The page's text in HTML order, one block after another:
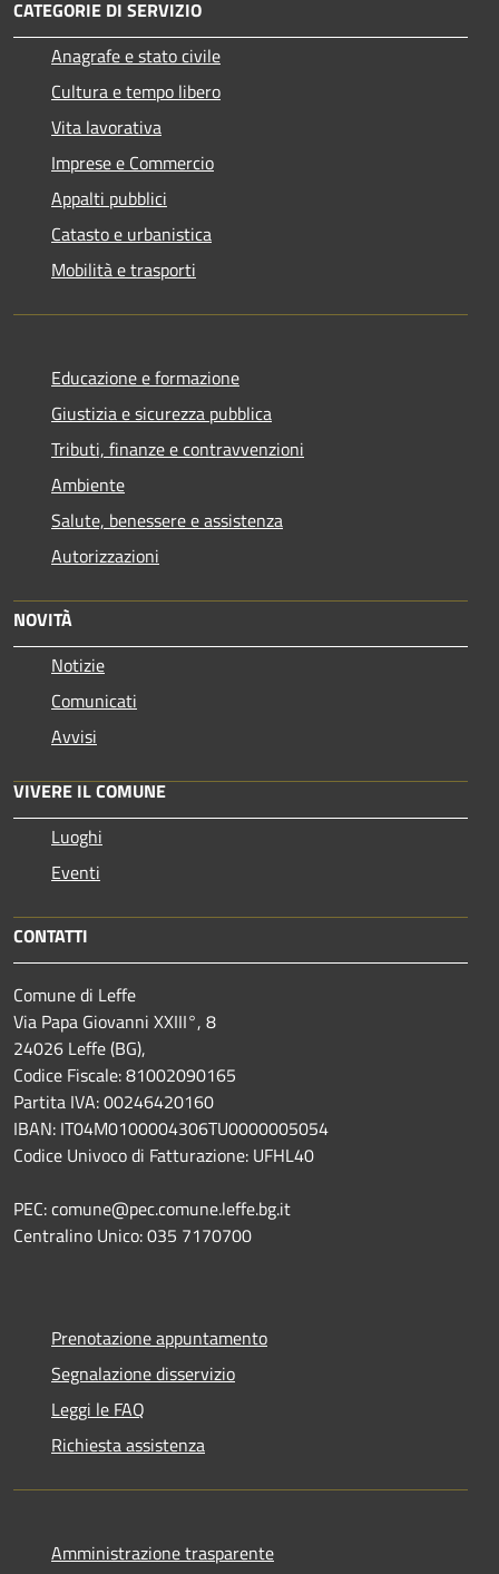
CATEGORIE DI SERVIZIO
Anagrafe e stato civile
Cultura e tempo libero
Vita lavorativa
Imprese e Commercio
Appalti pubblici
Catasto e urbanistica
Mobilità e trasporti
Educazione e formazione
Giustizia e sicurezza pubblica
Tributi, finanze e contravvenzioni
Ambiente
Salute, benessere e assistenza
Autorizzazioni
NOVITÀ
Notizie
Comunicati
Avvisi
VIVERE IL COMUNE
Luoghi
Eventi
CONTATTI
Comune di Leffe
Via Papa Giovanni XXIII°, 8
24026 Leffe (BG),
Codice Fiscale: 81002090165
Partita IVA: 00246420160
IBAN: IT04M0100004306TU0000005054
Codice Univoco di Fatturazione: UFHL40
PEC: comune@pec.comune.leffe.bg.it
Centralino Unico: 035 7170700
Prenotazione appuntamento
Segnalazione disservizio
Leggi le FAQ
Richiesta assistenza
Amministrazione trasparente